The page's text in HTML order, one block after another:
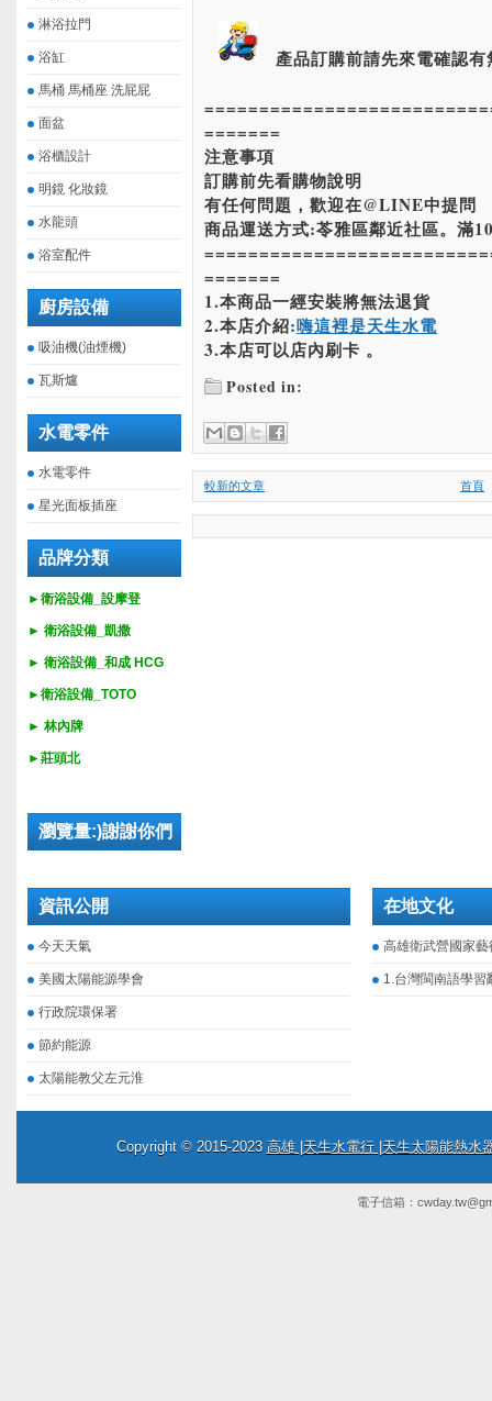
淋浴拉門
浴缸
馬桶 馬桶座 洗屁屁
面盆
浴櫃設計
明鏡 化妝鏡
水龍頭
浴室配件
廚房設備
吸油機(油煙機)
瓦斯爐
水電零件
水電零件
星光面板插座
品牌分類
►衛浴設備_設摩登
► 衛浴設備_ 凱撒
► 衛浴設備_ 和成 HCG
►衛浴設備_ TOTO
► 林內牌
►莊頭北
瀏覽量:)謝謝你們
產品訂購前請先來電確認有
=======
注意事項
訂購前先看購物說明
有任何問題，歡迎在@LINE中提問
商品運送方式:苓雅區鄰近社區。滿
=======
1.本商品一經安裝將無法退貨
2.本店介紹:嗨這裡是天生水電
3.本店可以店內刷卡 。
Posted in:
較新的文章 首頁
資訊公開
今天天氣
美國太陽能源學會
行政院環保署
節約能源
太陽能教父左元淮
在地文化
高雄衛武營國家藝
1.台灣閩南語學習
Copyright © 2015-2023 高雄 |天生水電行 |天生太陽能熱水
電子信箱：